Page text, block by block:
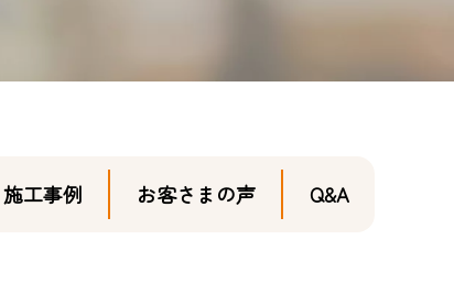
施工事例 お客さまの声 Q&A